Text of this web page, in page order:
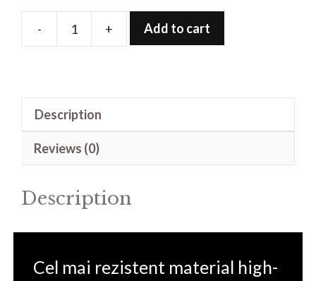
-
Folie
+ Add to cart
Description
Reviews (0)
Description
Cel mai rezistent material high-